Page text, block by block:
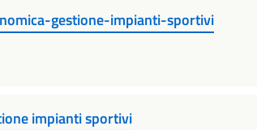
gestione-impianti-sportivi
impianti sportivi